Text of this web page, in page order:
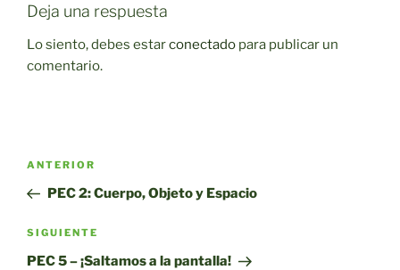
Deja una respuesta
Lo siento, debes estarconectado para publicar un
comentario.
Navegación
entradas
Entrada
anterior:
ANTERIOR
PEC 2: Cuerpo, Objeto y Espacio
Siguiente
entrada
SIGUIENTE
PEC 5 – ¡Saltamos a la pantalla!